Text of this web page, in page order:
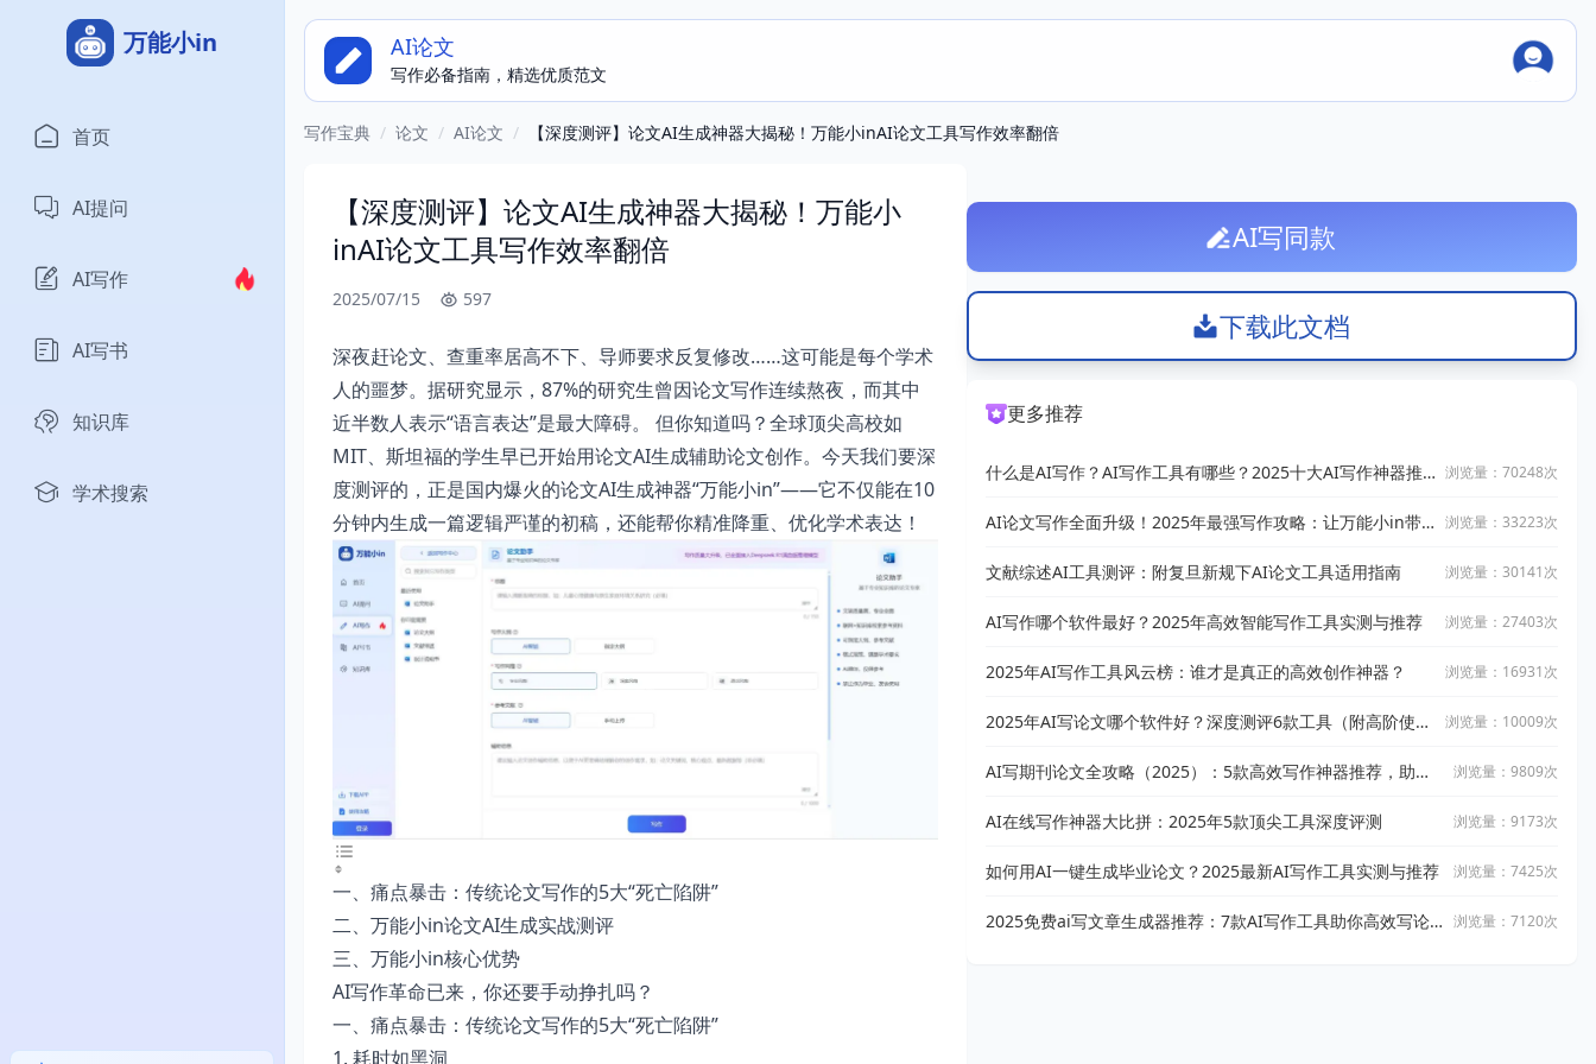
万能小in
首页
AI提问
AI写作
AI写书
知识库
学术搜索
AI论文
写作必备指南，精选优质范文
写作宝典 / 论文 / AI论文 / 【深度测评】论文AI生成神器大揭秘！万能小inAI论文工具写作效率翻倍
【深度测评】论文AI生成神器大揭秘！万能小
inAI论文工具写作效率翻倍
2025/07/15 597
深夜赶论文、查重率居高不下、导师要求反复修改……这可能是每个学术
人的噩梦。据研究显示，87%的研究生曾因论文写作连续熬夜，而其中
近半数人表示“语言表达”是最大障碍。 但你知道吗？全球顶尖高校如
MIT、斯坦福的学生早已开始用论文AI生成辅助论文创作。今天我们要深
度测评的，正是国内爆火的论文AI生成神器“万能小in”——它不仅能在10
分钟内生成一篇逻辑严谨的初稿，还能帮你精准降重、优化学术表达！
一、痛点暴击：传统论文写作的5大“死亡陷阱”
二、万能小in论文AI生成实战测评
三、万能小in核心优势
AI写作革命已来，你还要手动挣扎吗？
一、痛点暴击：传统论文写作的5大“死亡陷阱”
1. 耗时如黑洞
AI写同款
下载此文档
更多推荐
什么是AI写作？AI写作工具有哪些？2025十大AI写作神器推
浏览量：70248次
AI论文写作全面升级！2025年最强写作攻略：让万能小in带
浏览量：33223次
文献综述AI工具测评：附复旦新规下AI论文工具适用指南 浏览量：30141次
AI写作哪个软件最好？2025年高效智能写作工具实测与推荐 浏览量：27403次
2025年AI写作工具风云榜：谁才是真正的高效创作神器？ 浏览量：16931次
2025年AI写论文哪个软件好？深度测评6款工具（附高阶使用
浏览量：10009次
AI写期刊论文全攻略（2025）：5款高效写作神器推荐，助你
浏览量：9809次
AI在线写作神器大比拼：2025年5款顶尖工具深度评测 浏览量：9173次
如何用AI一键生成毕业论文？2025最新AI写作工具实测与推荐 浏览量：7425次
2025免费ai写文章生成器推荐：7款AI写作工具助你高效写论
浏览量：7120次